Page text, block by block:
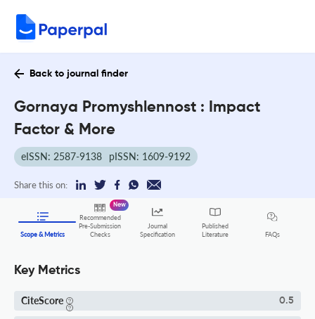
Back to journal finder
Gornaya Promyshlennost : Impact
Factor & More
eISSN: 2587-9138 pISSN: 1609-9192
Share this on:
Scope & Metrics
Recommended
Pre-Submission
Checks
New
Journal
Specification
Published
Literature
FAQs
Key Metrics
CiteScore 0.5